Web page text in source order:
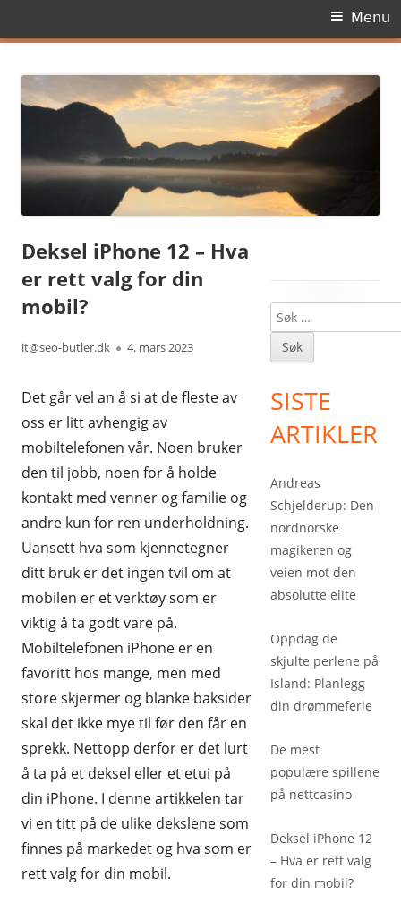
content
Menu
Deksel iPhone 12 – Hva
er rett valg for din
mobil?
Author
it@seo-butler.dk
Published
4. mars 2023
Det går vel an å si at de fleste av
oss er litt avhengig av
mobiltelefonen vår. Noen bruker
den til jobb, noen for å holde
kontakt med venner og familie og
andre kun for ren underholdning.
Uansett hva som kjennetegner
ditt bruk er det ingen tvil om at
mobilen er et verktøy som er
viktig å ta godt vare på.
Mobiltelefonen iPhone er en
favoritt hos mange, men med
store skjermer og blanke baksider
skal det ikke mye til før den får en
sprekk. Nettopp derfor er det lurt
å ta på et deksel eller et etui på
din iPhone. I denne artikkelen tar
vi en titt på de ulike dekslene som
finnes på markedet og hva som er
rett valg for din mobil.
Main
Sidebar
Søk
etter:
SISTE
ARTIKLER
Andreas
Schjelderup: Den
nordnorske
magikeren og
veien mot den
absolutte elite
Oppdag de
skjulte perlene på
Island: Planlegg
din drømmeferie
De mest
populære spillene
på nettcasino
Deksel iPhone 12
– Hva er rett valg
for din mobil?